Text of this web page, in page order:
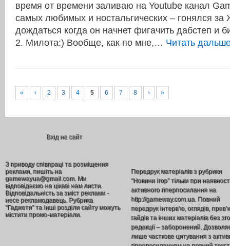
время от времени заливаю на Youtube канал
самых любимых и ностальгических – гонялся за
дождаться когда он начнет фигачить дабстеп и
2. Милота:) Вообще, как по мне,… Читать
« ‹ 2 3 4 5 6 7 8 › »
Вхід на сайт
З приводу співпраці та розміщення
реклами, пишіть на
gamewayua@gmail.com. Ми
відповідаємо на цікаві нам листи.
Відповідальність за зміст реклами -
несе рекламодавець. Рубрика
"Гаджети" та інші розділи сайту можуть
містити промо-матеріали.
Передрук матеріалів з рубрики
“Новини ігор” тільки при
активного гіперпосилання на
http://gameway.com.ua. Повний
передрук інтерв’ю, оглядів,
гайдів та інших матеріалів без
редакції – заборонений.
лише часткове цитування з